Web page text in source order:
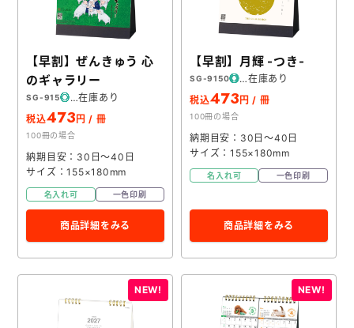
【早割】ぜんきゅう 心
のギャラリー
SG-915
在庫あり
税込473円 / 冊
100冊の場合
納期目安：30日～40日
サイズ：155×180mm
名入れ可 一色印刷
商品詳細をみる
【早割】月輝 -つき-
SG-9150
在庫あり
税込473円 / 冊
100冊の場合
納期目安：30日～40日
サイズ：155×180mm
名入れ可 一色印刷
商品詳細をみる